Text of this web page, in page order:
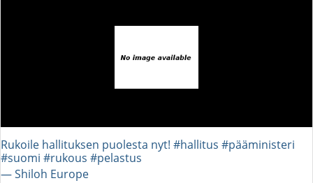
Rukoile hallituksen puolesta nyt! #hallitus #pääministeri
#suomi #rukous #pelastus
― Shiloh Europe